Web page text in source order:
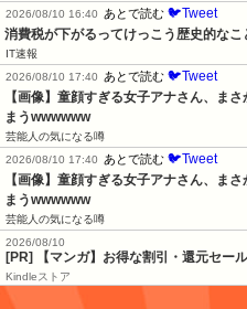
2026/08/10 16:40
あとで読む 🐦Tweet
消費税が下がるってけっこう歴史的なこ
IT速報
2026/08/10 17:40
あとで読む 🐦Tweet
【画像】童顔すぎる女子アナさん、ま
まうwwwwww
芸能人の気になる噂
2026/08/10 17:40
あとで読む 🐦Tweet
【画像】童顔すぎる女子アナさん、ま
まうwwwwww
芸能人の気になる噂
2026/08/10
[PR] 【マンガ】お得な割引・還元セー
Kindleストア